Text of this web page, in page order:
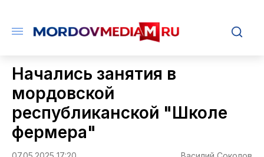
Начались занятия в
мордовской
республиканской "Школе
фермера"